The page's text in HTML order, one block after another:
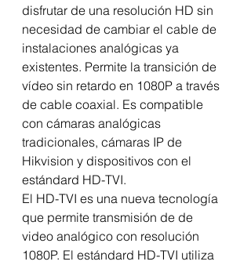
disfrutar de una resolución HD sin
necesidad de cambiar el cable de
instalaciones analógicas ya
existentes. Permite la transición de
vídeo sin retardo en 1080P a través
de cable coaxial. Es compatible
con cámaras analógicas
tradicionales, cámaras IP de
Hikvision y dispositivos con el
estándard HD-TVI.
El HD-TVI es una nueva tecnología
que permite transmisión de de
video analógico con resolución
1080P. El estándard HD-TVI utiliza